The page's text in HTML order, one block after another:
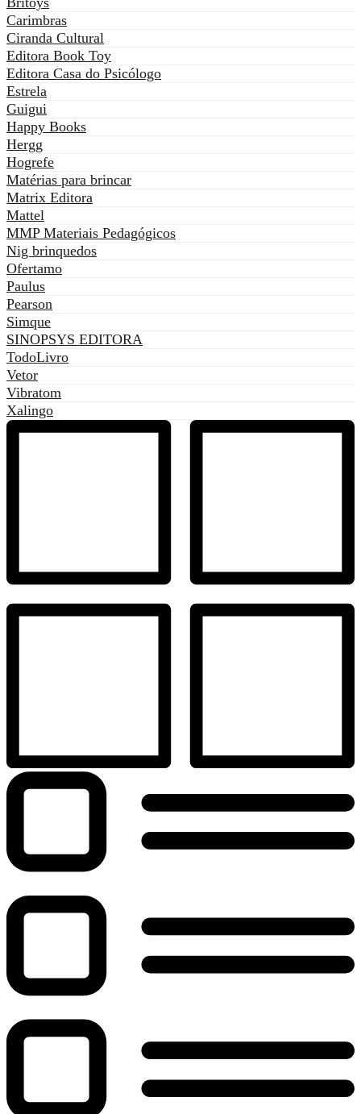
Carimbras
Ciranda Cultural
Editora Book Toy
Editora Casa do Psicólogo
Estrela
Guigui
Happy Books
Hergg
Hogrefe
Matérias para brincar
Matrix Editora
Mattel
MMP Materiais Pedagógicos
Nig brinquedos
Ofertamo
Paulus
Pearson
Simque
SINOPSYS EDITORA
TodoLivro
Vetor
Vibratom
Xalingo